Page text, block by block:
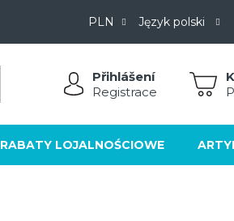
PLN Język polski
Přihlášení
Registrace
RABATY LOJALNOŚCIOWE